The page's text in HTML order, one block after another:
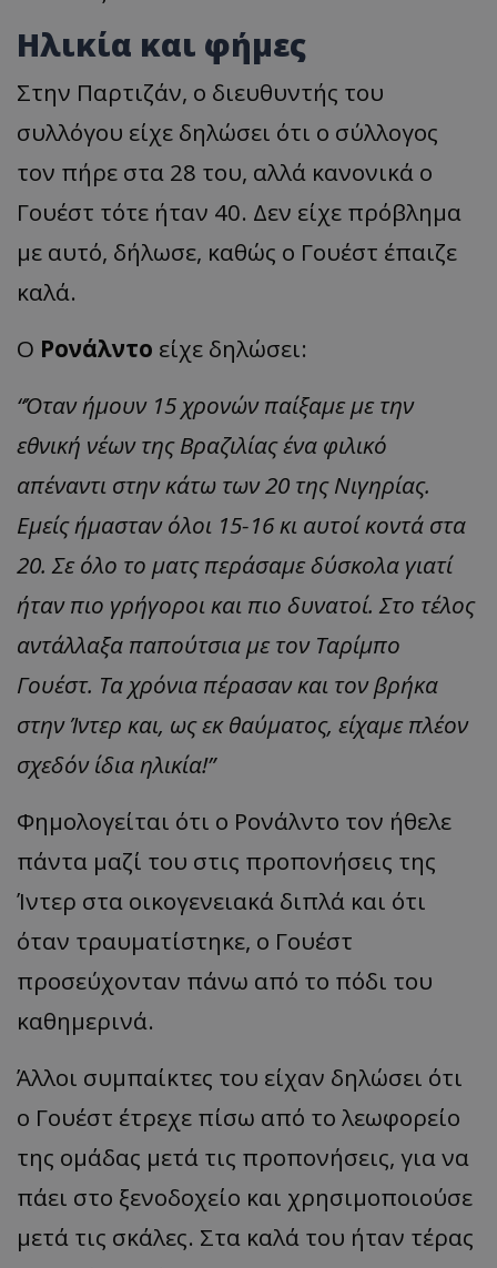
Ηλικία και φήμες
Στην Παρτιζάν, o διευθυντής του
συλλόγου είχε δηλώσει ότι ο σύλλογος
τον πήρε στα 28 του, αλλά κανονικά ο
Γουέστ τότε ήταν 40. Δεν είχε πρόβλημα
με αυτό, δήλωσε, καθώς ο Γουέστ έπαιζε
καλά.
Ο Ρονάλντο είχε δηλώσει:
“Όταν ήμουν 15 χρονών παίξαμε με την
εθνική νέων της Βραζιλίας ένα φιλικό
απέναντι στην κάτω των 20 της Νιγηρίας.
Εμείς ήμασταν όλοι 15-16 κι αυτοί κοντά στα
20. Σε όλο το ματς περάσαμε δύσκολα γιατί
ήταν πιο γρήγοροι και πιο δυνατοί. Στο τέλος
αντάλλαξα παπούτσια με τον Ταρίμπο
Γουέστ. Τα χρόνια πέρασαν και τον βρήκα
στην Ίντερ και, ως εκ θαύματος, είχαμε πλέον
σχεδόν ίδια ηλικία!”
Φημολογείται ότι ο Ρονάλντο τον ήθελε
πάντα μαζί του στις προπονήσεις της
Ίντερ στα οικογενειακά διπλά και ότι
όταν τραυματίστηκε, ο Γουέστ
προσεύχονταν πάνω από το πόδι του
καθημερινά.
Άλλοι συμπαίκτες του είχαν δηλώσει ότι
ο Γουέστ έτρεχε πίσω από το λεωφορείο
της ομάδας μετά τις προπονήσεις, για να
πάει στο ξενοδοχείο και χρησιμοποιούσε
μετά τις σκάλες. Στα καλά του ήταν τέρας